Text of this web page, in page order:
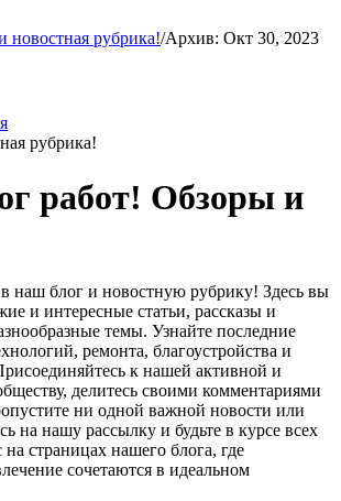
новостная рубрика!/Архив: Окт 30, 2023
рубрика!
работ! Обзоры и
наш блог и новостную рубрику! Здесь вы
и интересные статьи, рассказы и
темы. Узнайте последние
ремонта, благоустройства и
к нашей активной и
делитесь своими комментариями
ни одной важной новости или
на нашу рассылку и будьте в курсе всех
страницах нашего блога, где
сочетаются в идеальном